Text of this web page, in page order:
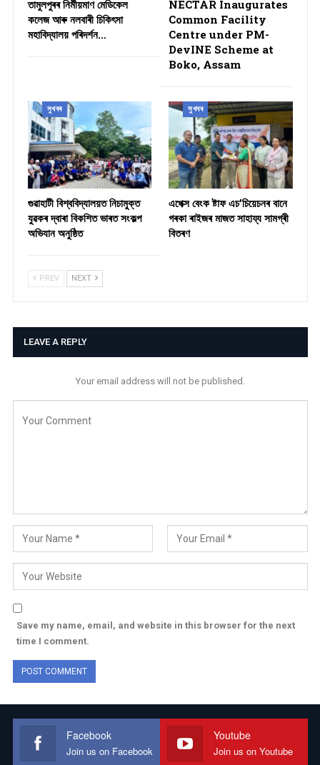
তামুলপুৰৰ নিৰ্মীয়মাণ মেডিকেল
কলেজ আৰু নলবাৰী চিকিৎসা
মহাবিদ্যালয় পৰিদৰ্শন…
NECTAR Inaugurates
Common Facility
Centre under PM-
DevINE Scheme at
Boko, Assam
সুখবৰ
গুৱাহাটী বিশ্ববিদ্যালয়ত নিচামুক্ত
যুৱকৰ দ্বাৰা বিকশিত ভাৰত সংকল্প
অভিযান অনুষ্ঠিত
সুখবৰ
​এপেক্স বেংক ষ্টাফ এচ’চিয়েচনৰ বানে
গৰকা ৰাইজৰ মাজত সাহায্য সামগ্ৰী
বিতৰণ ​
PREV NEXT
LEAVE A REPLY
Your email address will not be published.
Save my name, email, and website in this browser for the next
time I comment.
Facebook
Join us on Facebook
Youtube
Join us on Youtube